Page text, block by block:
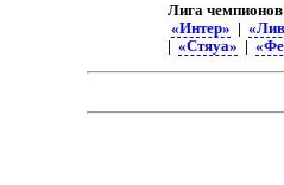
Лига
«Интер» |
| «Стяуа» |